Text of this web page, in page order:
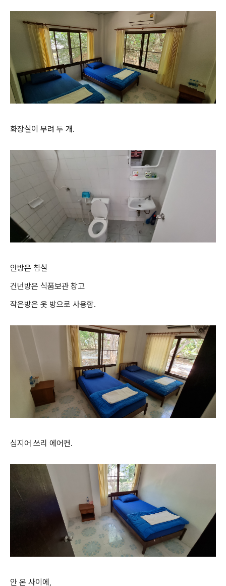
화장실이 무려 두 개.
안방은 침실
건넌방은 식품보관 창고
작은방은 옷 방으로 사용함.
심지어 쓰리 에어컨.
안 온 사이에,